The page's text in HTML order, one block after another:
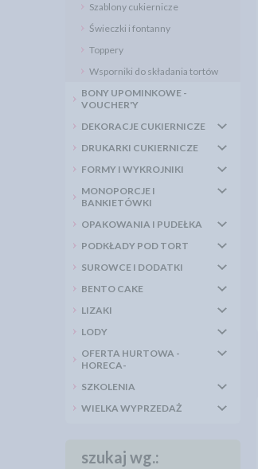
Szablony cukiernicze
Świeczki i fontanny
Toppery
Wsporniki do składania tortów
BONY UPOMINKOWE -
VOUCHER'Y
DEKORACJE CUKIERNICZE
DRUKARKI CUKIERNICZE
FORMY I WYKROJNIKI
MONOPORCJE I
BANKIETÓWKI
OPAKOWANIA I PUDEŁKA
PODKŁADY POD TORT
SUROWCE I DODATKI
BENTO CAKE
LIZAKI
LODY
OFERTA HURTOWA -
HORECA-
SZKOLENIA
WIELKA WYPRZEDAŻ
szukaj wg.: